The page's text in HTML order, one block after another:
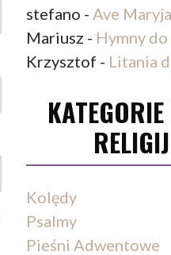
stefano - Ave Maryja
Mariusz - Hymny
Krzysztof - Litania
Kolędy
Psalmy
Pieśni Adwentowe